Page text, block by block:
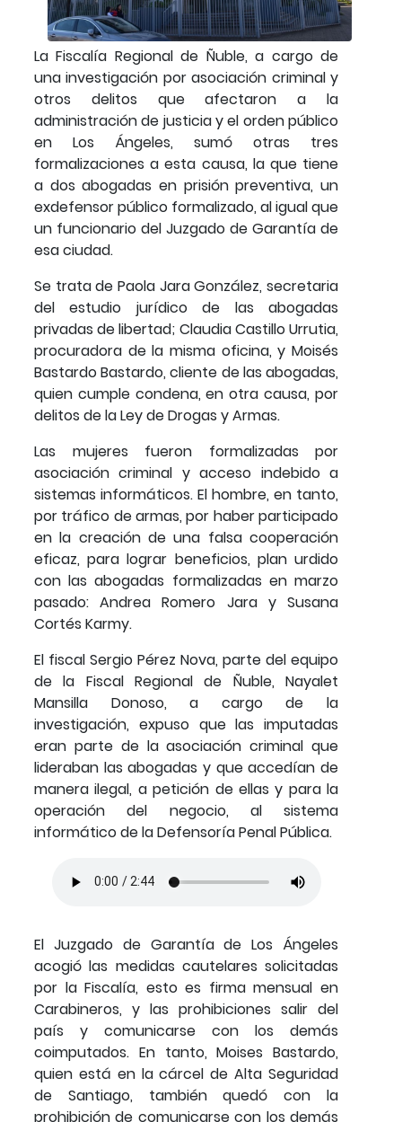
La Fiscalía Regional de Ñuble, a cargo de
una investigación por asociación criminal y
otros delitos que afectaron a la
administración de justicia y el orden público
en Los Ángeles, sumó otras tres
formalizaciones a esta causa, la que tiene
a dos abogadas en prisión preventiva, un
exdefensor público formalizado, al igual que
un funcionario del Juzgado de Garantía de
esa ciudad.
Se trata de Paola Jara González, secretaria
del estudio jurídico de las abogadas
privadas de libertad; Claudia Castillo Urrutia,
procuradora de la misma oficina, y Moisés
Bastardo Bastardo, cliente de las abogadas,
quien cumple condena, en otra causa, por
delitos de la Ley de Drogas y Armas.
Las mujeres fueron formalizadas por
asociación criminal y acceso indebido a
sistemas informáticos. El hombre, en tanto,
por tráfico de armas, por haber participado
en la creación de una falsa cooperación
eficaz, para lograr beneficios, plan urdido
con las abogadas formalizadas en marzo
pasado: Andrea Romero Jara y Susana
Cortés Karmy.
El fiscal Sergio Pérez Nova, parte del equipo
de la Fiscal Regional de Ñuble, Nayalet
Mansilla Donoso, a cargo de la
investigación, expuso que las imputadas
eran parte de la asociación criminal que
lideraban las abogadas y que accedían de
manera ilegal, a petición de ellas y para la
operación del negocio, al sistema
informático de la Defensoría Penal Pública.
El Juzgado de Garantía de Los Ángeles
acogió las medidas cautelares solicitadas
por la Fiscalía, esto es firma mensual en
Carabineros, y las prohibiciones salir del
país y comunicarse con los demás
coimputados. En tanto, Moises Bastardo,
quien está en la cárcel de Alta Seguridad
de Santiago, también quedó con la
prohibición de comunicarse con los demás